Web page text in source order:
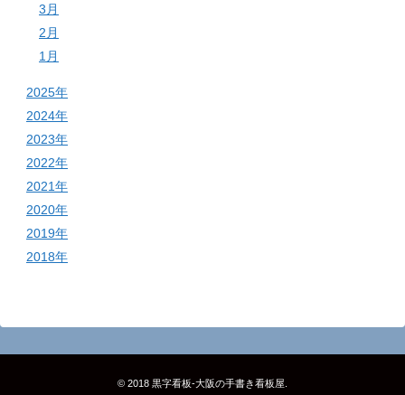
3月
2月
1月
2025年
2024年
2023年
2022年
2021年
2020年
2019年
2018年
© 2018 黒字看板‐大阪の手書き看板屋